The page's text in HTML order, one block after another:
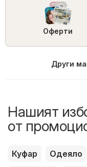
Оферти
Други
Нашият
от
Куфар Одеяло